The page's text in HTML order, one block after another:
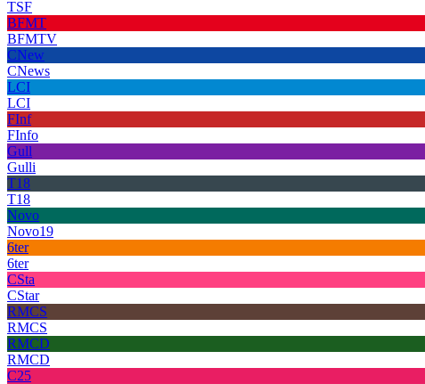
TSF
BFMT
BFMTV
CNew
CNews
LCI
LCI
FInf
FInfo
Gull
Gulli
T18
T18
Novo
Novo19
6ter
6ter
CSta
CStar
RMCS
RMCS
RMCD
RMCD
C25